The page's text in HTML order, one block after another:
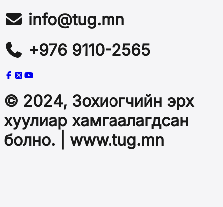
info@tug.mn
+976 9110-2565
© 2024, Зохиогчийн эрх
хуулиар хамгаалагдсан
болно. | www.tug.mn